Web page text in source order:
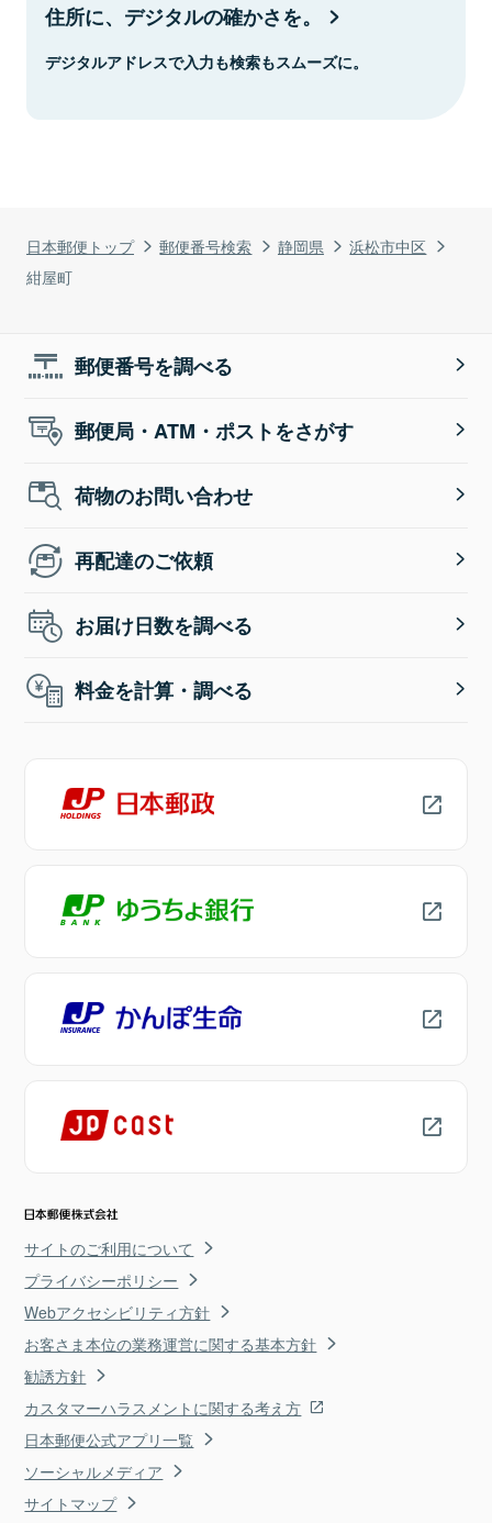
日本郵便トップ 郵便番号検索 静岡県
浜松市中区
紺屋町
住所に、デジタルの確かさを。
デジタルアドレスで入力も検索もスムーズに。
郵便番号を調べる
郵便局・ATM・ポストをさがす
荷物のお問い合わせ
再配達のご依頼
お届け日数を調べる
料金を計算・調べる
サイトのご利用について
プライバシーポリシー
Webアクセシビリティ方針
お客さま本位の業務運営に関する基本方針
勧誘方針
カスタマーハラスメントに関する考え方
日本郵便公式アプリ一覧
ソーシャルメディア
サイトマップ